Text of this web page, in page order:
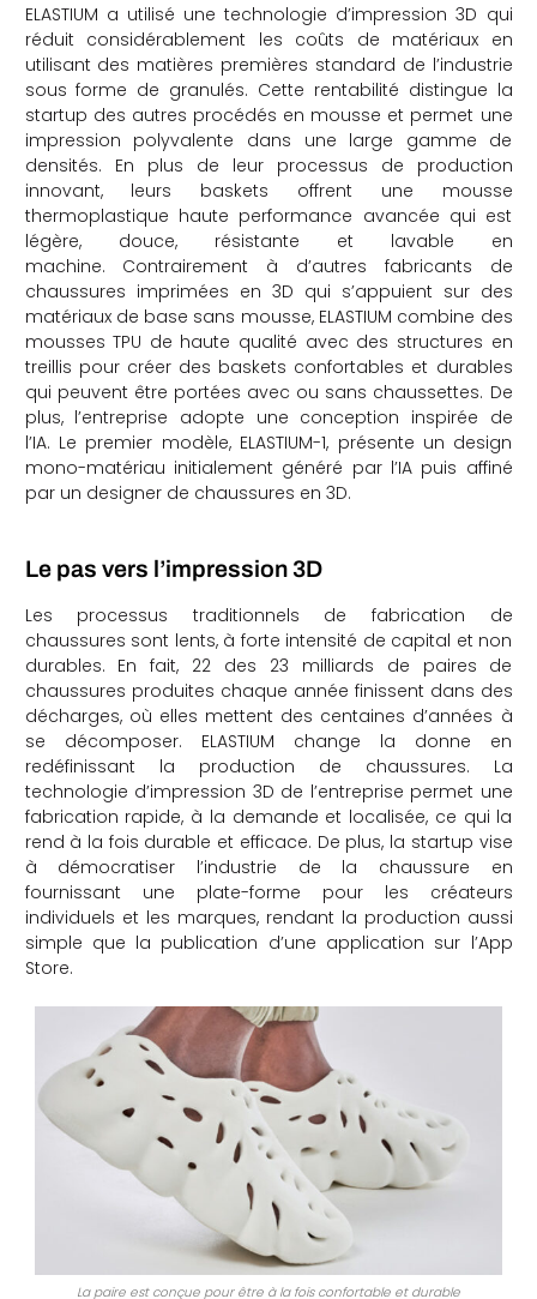
ELASTIUM a utilisé une technologie d’impression 3D qui
réduit considérablement les coûts de matériaux en
utilisant des matières premières standard de l’industrie
sous forme de granulés. Cette rentabilité distingue la
startup des autres procédés en mousse et permet une
impression polyvalente dans une large gamme de
densités. En plus de leur processus de production
innovant, leurs baskets offrent une mousse
thermoplastique haute performance avancée qui est
légère, douce, résistante et lavable en
machine. Contrairement à d’autres fabricants de
chaussures imprimées en 3D qui s’appuient sur des
matériaux de base sans mousse, ELASTIUM combine des
mousses TPU de haute qualité avec des structures en
treillis pour créer des baskets confortables et durables
qui peuvent être portées avec ou sans chaussettes. De
plus, l’entreprise adopte une conception inspirée de
l’IA. Le premier modèle, ELASTIUM-1, présente un design
mono-matériau initialement généré par l’IA puis affiné
par un designer de chaussures en 3D.
Le pas vers l’impression 3D
Les processus traditionnels de fabrication de
chaussures sont lents, à forte intensité de capital et non
durables. En fait, 22 des 23 milliards de paires de
chaussures produites chaque année finissent dans des
décharges, où elles mettent des centaines d’années à
se décomposer. ELASTIUM change la donne en
redéfinissant la production de chaussures. La
technologie d’impression 3D de l’entreprise permet une
fabrication rapide, à la demande et localisée, ce qui la
rend à la fois durable et efficace. De plus, la startup vise
à démocratiser l’industrie de la chaussure en
fournissant une plate-forme pour les créateurs
individuels et les marques, rendant la production aussi
simple que la publication d’une application sur l’App
Store.
La paire est conçue pour être à la fois confortable et durable